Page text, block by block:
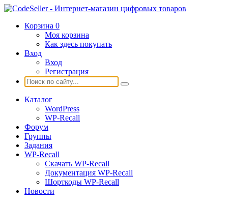
Корзина 0
Моя корзина
Как здесь покупать
Вход
Вход
Регистрация
Каталог
WordPress
WP-Recall
Форум
Группы
Задания
WP-Recall
Скачать WP-Recall
Документация WP-Recall
Шорткоды WP-Recall
Новости